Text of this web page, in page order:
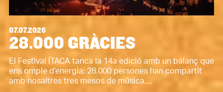
07.07.2026
28.000 GRÀCIES
El Festival ÍTACA tanca la 14a edició amb un balanç que
ens omple d'energia: 28.000 persones han compartit
amb nosaltres tres mesos de música,...